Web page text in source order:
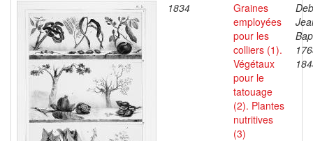
1834
Graines
employées
pour les
colliers (1).
Végétaux
pour le
tatouage
(2). Plantes
nutritives
(3)